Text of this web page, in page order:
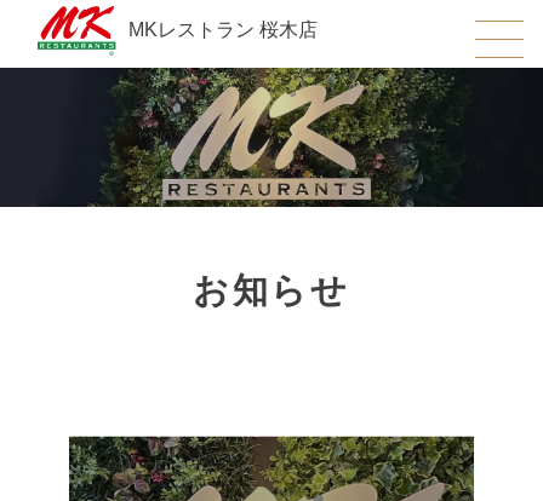
MKレストラン 桜木店
お知らせ